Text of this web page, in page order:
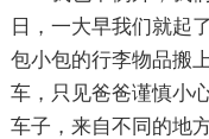
日，一大早我们就起
包小包的行李物品搬
车，只见爸爸谨慎小
车子，来自不同的地